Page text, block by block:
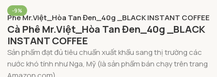
-9%
Phê Mr.Việt_Hòa Tan Đen_40g _BLACK INSTANT COFFEE
Cà Phê Mr.Việt_Hòa Tan Đen_40g _BLACK
INSTANT COFFEE
Sản phẩm đạt đủ tiêu chuẩn xuất khẩu sang thị trường các
nước khó tính như Nga, Mỹ (là sản phẩm bán chạy trên trang